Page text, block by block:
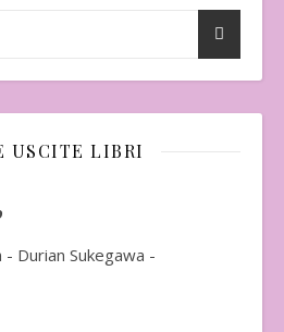
USCITE LIBRI